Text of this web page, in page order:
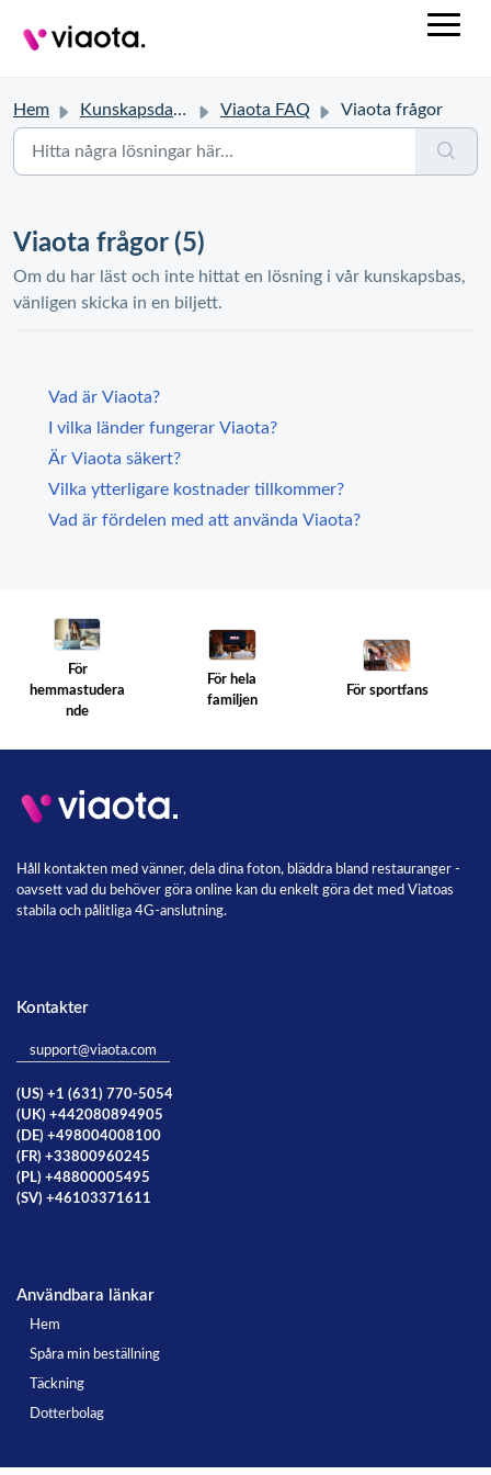
Hem Kunskapsdatabas Viaota FAQ Viaota frågor
Viaota frågor (5)
Om du har läst och inte hittat en lösning i vår kunskapsbas,
vänligen skicka in en biljett.
Vad är Viaota?
I vilka länder fungerar Viaota?
Är Viaota säkert?
Vilka ytterligare kostnader tillkommer?
Vad är fördelen med att använda Viaota?
För
hemmastudera
nde
För hela
familjen
För sportfans
Håll kontakten med vänner, dela dina foton, bläddra bland restauranger -
oavsett vad du behöver göra online kan du enkelt göra det med Viatoas
stabila och pålitliga 4G-anslutning.
Kontakter
support@viaota.com
(US) +1 (631) 770-5054
(UK) +442080894905
(DE) +498004008100
(FR) +33800960245
(PL) +48800005495
(SV) +46103371611
Användbara länkar
Hem
Spåra min beställning
Täckning
Dotterbolag